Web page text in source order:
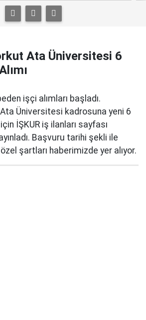
Ata Üniversitesi 6
işçi alımları başladı.
Üniversitesi kadrosuna yeni 6
İŞKUR iş ilanları sayfası
Başvuru tarihi şekli ile
şartları haberimizde yer alıyor.